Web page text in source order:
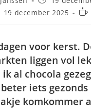
19 december 2025
voor kerst.
liggen vol
al chocola
iets gezonds
komkommer